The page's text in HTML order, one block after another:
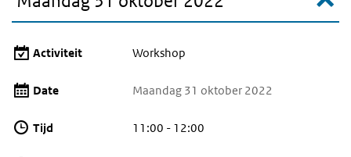
Activiteit Workshop
Date Maandag 31 oktober 2022
Tijd 11:00 - 12:00